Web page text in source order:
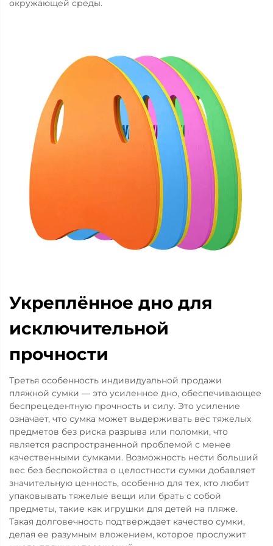
окружающей среды.
Укреплённое дно для
исключительной
прочности
Третья особенность индивидуальной продажи
пляжной сумки — это усиленное дно, обеспечивающее
беспрецедентную прочность и силу. Это усиление
означает, что сумка может выдерживать вес тяжелых
предметов без риска разрыва или поломки, что
является распространенной проблемой с менее
качественными сумками. Возможность нести больший
вес без беспокойства о целостности сумки добавляет
значительную ценность, особенно для тех, кто любит
упаковывать тяжелые вещи или брать с собой
предметы, такие как игрушки для детей на пляже.
Такая долговечность подтверждает качество сумки,
делая ее разумным вложением, которое прослужит